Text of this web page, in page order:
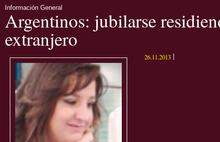
Información General
Argentinos: jubilarse
extranjero
26.11.2013